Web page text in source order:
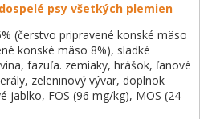
psy všetkých plemien
(čerstvo pripravené konské mäso
konské mäso 8%), sladké
fazuľa. zemiaky, hrášok, ľanové
zeleninový vývar, doplnok
jablko, FOS (96 mg/kg), MOS (24